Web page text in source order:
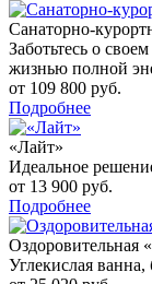
Санаторно-
Заботьтесь о
жизнью полной
от 109 800 руб.
Подробнее
«Лайт»
Идеальное
от 13 900 руб.
Подробнее
Оздоровительная
Углекислая ванна,